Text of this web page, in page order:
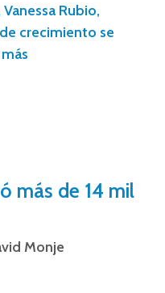
Rubio,
crecimiento se
más de 14 mil
Monje